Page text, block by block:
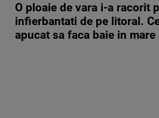
O ploaie de vara i-a racorit
infierbantati de pe litoral.
apucat sa faca baie in mare